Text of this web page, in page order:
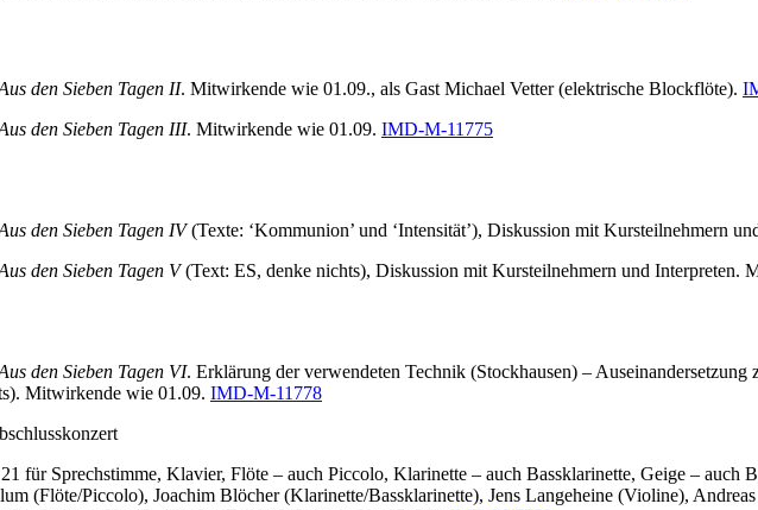
den Sieben Tagen II. Mitwirkende wie 01.09., als Gast Michael Vetter (elektrische Blockflöte).
den Sieben Tagen III. Mitwirkende wie 01.09. IMD-M-11775
den Sieben Tagen IV(Texte: ‘Kommunion’ und ‘Intensität’), Diskussion mit Kursteilnehmern
den Sieben Tagen V(Text: ES, denke nichts), Diskussion mit Kursteilnehmern und Interpreten.
den Sieben Tagen VI. Erklärung der verwendeten Technik (Stockhausen) –
Mitwirkende wie 01.09. IMD-M-11778
für Sprechstimme, Klavier, Flöte – auch Piccolo, Klarinette – auch Bassklarinette, Geige –
(Flöte/Piccolo), Joachim Blöcher (Klarinette/Bassklarinette), Jens Langeheine (Violine),